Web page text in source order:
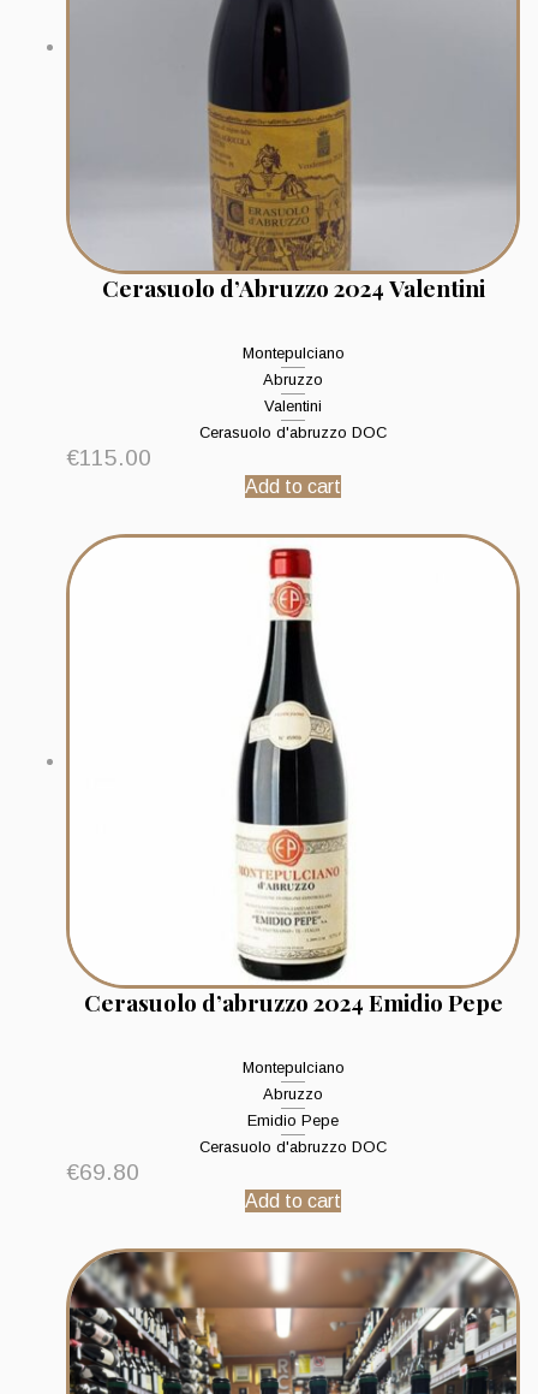
Cerasuolo d’Abruzzo 2024 Valentini
Montepulciano
Abruzzo
Valentini
Cerasuolo d'abruzzo DOC
€115.00
Add to cart
Cerasuolo d’abruzzo 2024 Emidio Pepe
Montepulciano
Abruzzo
Emidio Pepe
Cerasuolo d'abruzzo DOC
€69.80
Add to cart